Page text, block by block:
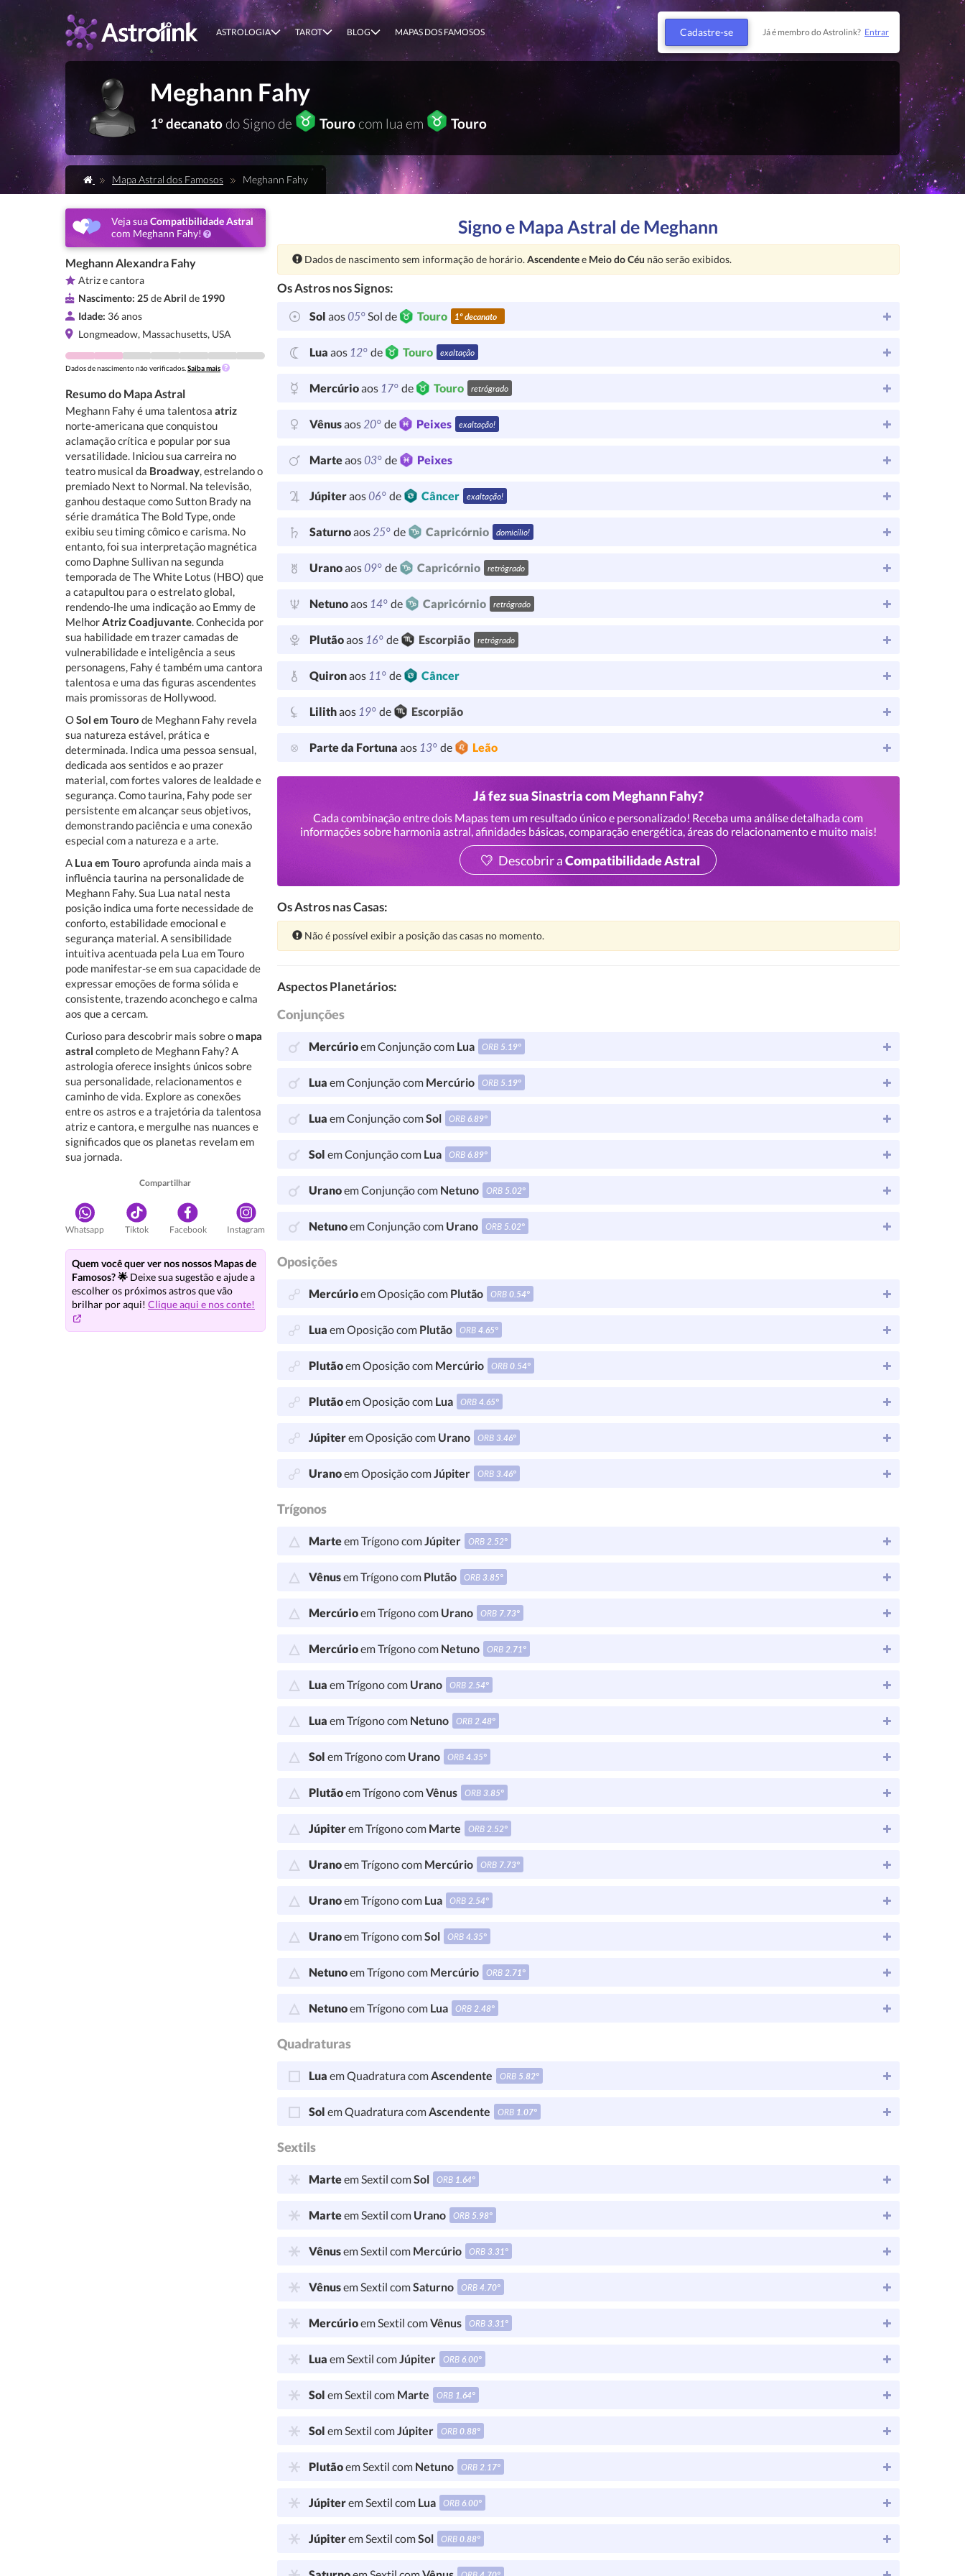
ASTROLOGIA TAROT BLOG MAPAS DOS FAMOSOS Cadastre-se Já é membro do Astrolink? Entrar
Meghann Fahy
1º decanatodo Signo de Tourocom lua em Touro
Mapa Astral dos Famosos Meghann Fahy
Veja suaCompatibilidade Astral
com Meghann Fahy!
Meghann Alexandra Fahy
Atriz e cantora
Nascimento: 25deAbril de 1990
Idade: 36 anos
Longmeadow, Massachusetts, USA
Dados de nascimento não verificados. Saiba mais
Resumo do Mapa Astral
Meghann Fahy é uma talentosa atriz
norte-americana que conquistou
aclamação crítica e popular por sua
versatilidade. Iniciou sua carreira no
teatro musical da Broadway, estrelando o
premiado Next to Normal. Na televisão,
ganhou destaque como Sutton Brady na
série dramática The Bold Type, onde
exibiu seu timing cômico e carisma. No
entanto, foi sua interpretação magnética
como Daphne Sullivan na segunda
temporada de The White Lotus (HBO) que
a catapultou para o estrelato global,
rendendo-lhe uma indicação ao Emmy de
MelhorAtriz Coadjuvante. Conhecida por
sua habilidade em trazer camadas de
vulnerabilidade e inteligência a seus
personagens, Fahy é também uma cantora
talentosa e uma das figuras ascendentes
mais promissoras de Hollywood.
OSol em Touro de Meghann Fahy revela
sua natureza estável, prática e
determinada. Indica uma pessoa sensual,
dedicada aos sentidos e ao prazer
material, com fortes valores de lealdade e
segurança. Como taurina, Fahy pode ser
persistente em alcançar seus objetivos,
demonstrando paciência e uma conexão
especial com a natureza e a arte.
A Lua em Touro aprofunda ainda mais a
influência taurina na personalidade de
Meghann Fahy. Sua Lua natal nesta
posição indica uma forte necessidade de
conforto, estabilidade emocional e
segurança material. A sensibilidade
intuitiva acentuada pela Lua em Touro
pode manifestar-se em sua capacidade de
expressar emoções de forma sólida e
consistente, trazendo aconchego e calma
aos que a cercam.
Curioso para descobrir mais sobre o mapa
astral completo de Meghann Fahy? A
astrologia oferece insights únicos sobre
sua personalidade, relacionamentos e
caminho de vida. Explore as conexões
entre os astros e a trajetória da talentosa
atriz e cantora, e mergulhe nas nuances e
significados que os planetas revelam em
sua jornada.
Compartilhar
Whatsapp Tiktok Facebook Instagram
Quem você quer ver nos nossos Mapas de
Famosos? 🌟 Deixe sua sugestão e ajude a
escolher os próximos astros que vão
brilhar por aqui! Clique aqui e nos conte!
Signo e Mapa Astral de Meghann
Atenção:
Dados de nascimento sem informação de horário. Ascendentee Meio do Céu não serão exibidos.
Os Astros nos Signos:
Sol aos05°Sol de Touro 1º decanato
Lua aos 12° de Touro exaltação
Mercúrioaos 17° de Touro retrógrado
Vênusaos20° de Peixes exaltação!
Marteaos03° de Peixes
Júpiteraos06° de Câncer exaltação!
Saturnoaos25° de Capricórnio domicílio!
Uranoaos09° de Capricórnio retrógrado
Netunoaos 14° de Capricórnio retrógrado
Plutãoaos 16° de Escorpião retrógrado
Quironaos 11° de Câncer
Lilithaos 19° de Escorpião
Parte da Fortuna aos 13° de Leão
Já fez sua Sinastria com Meghann Fahy?
Cada combinação entre dois Mapas tem um resultado único e personalizado! Receba uma análise detalhada com
informações sobre harmonia astral, afinidades básicas, comparação energética, áreas do relacionamento e muito mais!
Descobrir aCompatibilidade Astral
Os Astros nas Casas:
Atenção:
Não é possível exibir a posição das casas no momento.
Aspectos Planetários:
Conjunções
Mercúrioem Conjunção com Lua ORB 5.19°
Lua em Conjunção com Mercúrio ORB 5.19°
Lua em Conjunção comSol ORB6.89°
Sol em Conjunção com Lua ORB6.89°
Uranoem Conjunção com Netuno ORB 5.02°
Netunoem Conjunção com Urano ORB 5.02°
Oposições
Mercúrioem Oposição com Plutão ORB0.54°
Lua em Oposição com Plutão ORB4.65°
Plutãoem Oposição com Mercúrio ORB0.54°
Plutãoem Oposição com Lua ORB4.65°
Júpiterem Oposição com Urano ORB3.46°
Uranoem Oposição comJúpiter ORB3.46°
Trígonos
Marteem Trígono comJúpiter ORB2.52°
Vênusem Trígono com Plutão ORB3.85°
Mercúrioem Trígono com Urano ORB 7.73°
Mercúrioem Trígono com Netuno ORB2.71°
Lua em Trígono com Urano ORB2.54°
Lua em Trígono com Netuno ORB2.48°
Sol em Trígono com Urano ORB4.35°
Plutãoem Trígono comVênus ORB3.85°
Júpiterem Trígono com Marte ORB2.52°
Uranoem Trígono com Mercúrio ORB 7.73°
Uranoem Trígono com Lua ORB2.54°
Uranoem Trígono comSol ORB4.35°
Netunoem Trígono com Mercúrio ORB2.71°
Netunoem Trígono com Lua ORB2.48°
Quadraturas
Lua em Quadratura comAscendente ORB 5.82°
Sol em Quadratura comAscendente ORB 1.07°
Sextils
Marteem Sextil comSol ORB 1.64°
Marteem Sextil com Urano ORB 5.98°
Vênusem Sextil com Mercúrio ORB3.31°
Vênusem Sextil comSaturno ORB4.70°
Mercúrioem Sextil comVênus ORB3.31°
Lua em Sextil comJúpiter ORB6.00°
Sol em Sextil com Marte ORB 1.64°
Sol em Sextil comJúpiter ORB0.88°
Plutãoem Sextil com Netuno ORB2.17°
Júpiterem Sextil com Lua ORB6.00°
Júpiterem Sextil comSol ORB0.88°